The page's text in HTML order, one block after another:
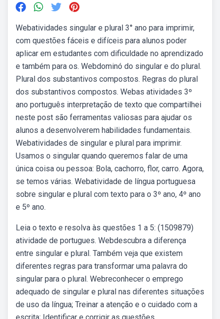
Webatividades singular e plural 3° ano para imprimir,
com questões fáceis e difíceis para alunos poder
aplicar em estudantes com dificuldade no aprendizado
e também para os. Webdominó do singular e do plural.
Plural dos substantivos compostos. Regras do plural
dos substantivos compostos. Webas atividades 3º
ano português interpretação de texto que compartilhei
neste post são ferramentas valiosas para ajudar os
alunos a desenvolverem habilidades fundamentais.
Webatividades de singular e plural para imprimir.
Usamos o singular quando queremos falar de uma
única coisa ou pessoa: Bola, cachorro, flor, carro. Agora,
se temos várias. Webatividade de língua portuguesa
sobre singular e plural com texto para o 3º ano, 4º ano
e 5º ano.
Leia o texto e resolva às questões 1 a 5: (1509879)
atividade de portugues. Webdescubra a diferença
entre singular e plural. Também veja que existem
diferentes regras para transformar uma palavra do
singular para o plural. Webreconhecer o emprego
adequado de singular e plural nas diferentes situações
de uso da língua; Treinar a atenção e o cuidado com a